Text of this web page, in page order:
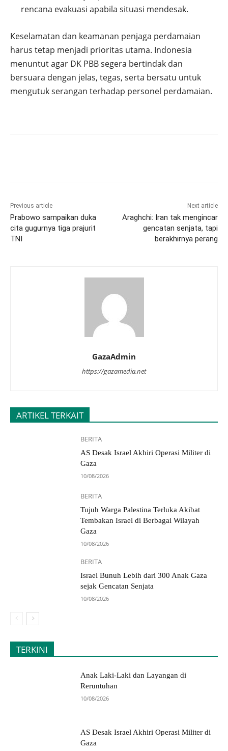
rencana evakuasi apabila situasi mendesak.
Keselamatan dan keamanan penjaga perdamaian
harus tetap menjadi prioritas utama. Indonesia
menuntut agar DK PBB segera bertindak dan
bersuara dengan jelas, tegas, serta bersatu untuk
mengutuk serangan terhadap personel perdamaian.
Previous article
Prabowo sampaikan duka
cita gugurnya tiga prajurit
TNI
Next article
Araghchi: Iran tak mengincar
gencatan senjata, tapi
berakhirnya perang
GazaAdmin
https://gazamedia.net
ARTIKEL TERKAIT
BERITA
AS Desak Israel Akhiri Operasi Militer di
Gaza
10/08/2026
BERITA
Tujuh Warga Palestina Terluka Akibat
Tembakan Israel di Berbagai Wilayah
Gaza
10/08/2026
BERITA
Israel Bunuh Lebih dari 300 Anak Gaza
sejak Gencatan Senjata
10/08/2026
TERKINI
Anak Laki-Laki dan Layangan di
Reruntuhan
10/08/2026
AS Desak Israel Akhiri Operasi Militer di
Gaza